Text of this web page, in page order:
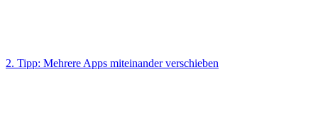
2. Tipp: Mehrere Apps miteinander verschieben